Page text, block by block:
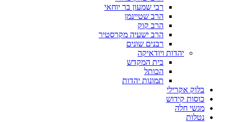
רבי שמעון בר יוחאי
הרב שטיינמן
הרב קוק
הרב ישעיה מקרסטיר
רבנים שונים
יהדות ויודאיקה
בית המקדש
הכותל
תמונות יהדות
בלוק אקרילי
כוסות קידוש
מגשי חלה
נטלות